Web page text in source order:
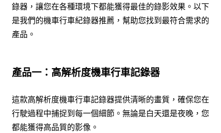
錄器，讓您在各種環境下都能獲得最佳的錄影效果。以下
是我們的機車行車紀錄器推薦，幫助您找到最符合需求的
產品。
產品一：高解析度機車行車記錄器
這款高解析度機車行車記錄器提供清晰的畫質，確保您在
行駛過程中捕捉到每一個細節。無論是白天還是夜晚，您
都能獲得高品質的影像。